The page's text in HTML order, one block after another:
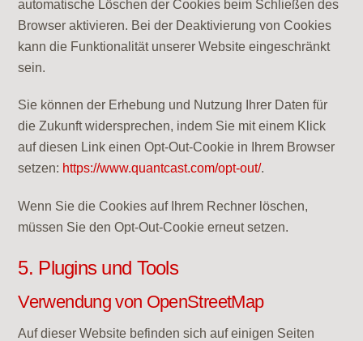
automatische Löschen der Cookies beim Schließen des
Browser aktivieren. Bei der Deaktivierung von Cookies
kann die Funktionalität unserer Website eingeschränkt
sein.
Sie können der Erhebung und Nutzung Ihrer Daten für
die Zukunft widersprechen, indem Sie mit einem Klick
auf diesen Link einen Opt-Out-Cookie in Ihrem Browser
setzen: https://www.quantcast.com/opt-out/.
Wenn Sie die Cookies auf Ihrem Rechner löschen,
müssen Sie den Opt-Out-Cookie erneut setzen.
5. Plugins und Tools
Verwendung von OpenStreetMap
Auf dieser Website befinden sich auf einigen Seiten